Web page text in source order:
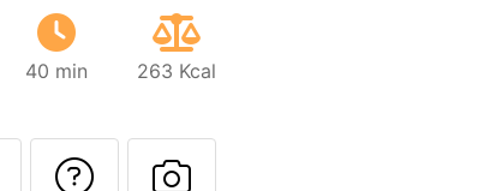
40 min 263 Kcal
esta receita a um amigo
Imprima esta página
Falar com o autor da